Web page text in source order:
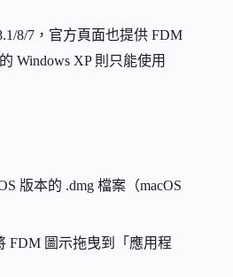
8/7，官方頁面也提供 FDM
Windows XP 則只能使用
版本的 .dmg 檔案（macOS
FDM 圖示拖曳到「應用程